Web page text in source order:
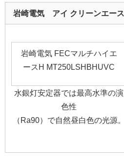
岩崎電気 アイ クリーンエース
岩崎電気 FECマルチハイエ
ースH MT250LSHBHUVC
水銀灯安定器では最高水準の演
色性
（Ra90）で自然昼白色の光源。